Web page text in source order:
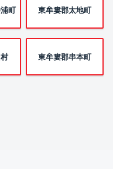
町 東牟婁郡太地町
東牟婁郡串本町